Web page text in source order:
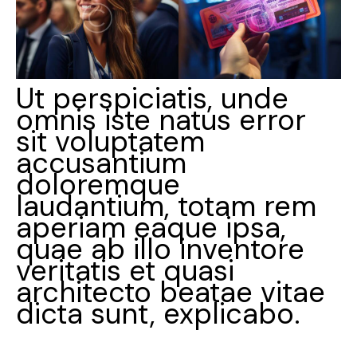
Ut perspiciatis, unde
omnis iste natus error
sit voluptatem
accusantium
doloremque
laudantium, totam rem
aperiam eaque ipsa,
quae ab illo inventore
veritatis et quasi
architecto beatae vitae
dicta sunt, explicabo.